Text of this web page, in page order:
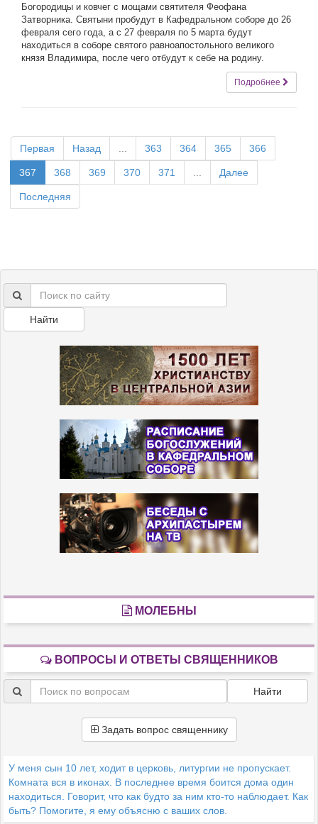
Богородицы и ковчег с мощами святителя Феофана
Затворника. Святыни пробудут в Кафедральном соборе до 26
февраля сего года, а с 27 февраля по 5 марта будут
находиться в соборе святого равноапостольного великого
князя Владимира, после чего отбудут к себе на родину.
Подробнее
Первая Назад 363 364 365 366
367 368 369 370 371 Далее
Последняя
Найти
МОЛЕБНЫ
ВОПРОСЫ И ОТВЕТЫ СВЯЩЕННИКОВ
Найти
Задать вопрос священнику
У меня сын 10 лет, ходит в церковь, литургии не пропускает.
Комната вся в иконах. В последнее время боится дома один
находиться. Говорит, что как будто за ним кто-то наблюдает. Как
быть? Помогите, я ему объясню с ваших слов.